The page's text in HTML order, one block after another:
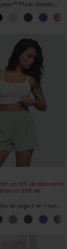
Plush Vestido
2 en 1
-Easy Peezy
un 10% de descuento
un 20% de
de yoga 2 en 1 con
talle muy alto y
de 5&#39;&#39;
larga